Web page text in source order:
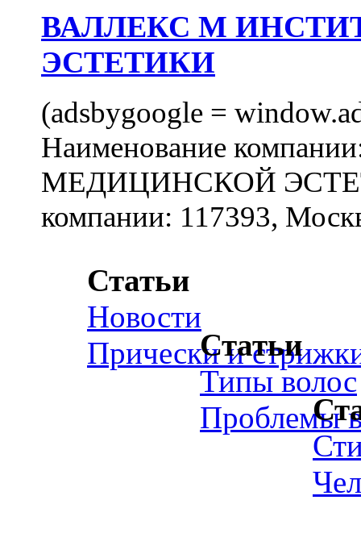
ВАЛЛЕКС М
ЭСТЕТИКИ
(adsbygoogle =
Наименование
МЕДИЦИНСКОЙ
компании: 117393,
Статьи
Новости
Прически иСтатьи
Типы волос
Проблемы